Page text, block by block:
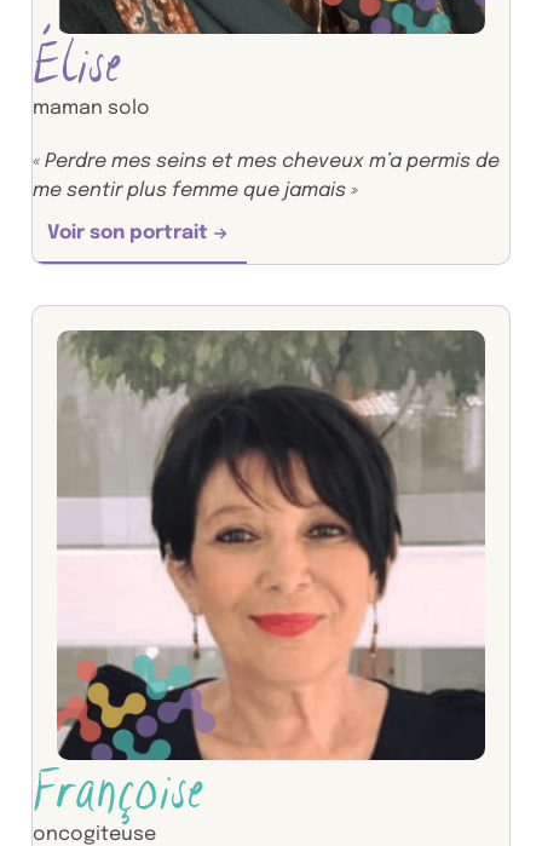
Élise
maman solo
« Perdre mes seins et mes cheveux m’a permis de
me sentir plus femme que jamais »
Voir son portrait
Françoise
oncogiteuse